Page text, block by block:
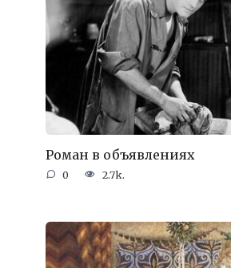
Роман в объявлениях
0 2.7k.